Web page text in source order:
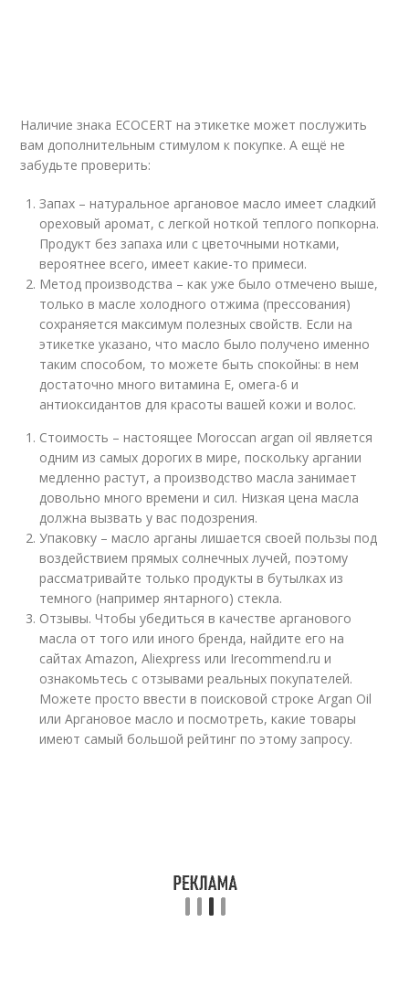
Наличие знака ECOCERT на этикетке может послужить
вам дополнительным стимулом к покупке. А ещё не
забудьте проверить:
Запах – натуральное аргановое масло имеет сладкий
ореховый аромат, с легкой ноткой теплого попкорна.
Продукт без запаха или с цветочными нотками,
вероятнее всего, имеет какие-то примеси.
Метод производства – как уже было отмечено выше,
только в масле холодного отжима (прессования)
сохраняется максимум полезных свойств. Если на
этикетке указано, что масло было получено именно
таким способом, то можете быть спокойны: в нем
достаточно много витамина Е, омега-6 и
антиоксидантов для красоты вашей кожи и волос.
Стоимость – настоящее Moroccan argan oil является
одним из самых дорогих в мире, поскольку аргании
медленно растут, а производство масла занимает
довольно много времени и сил. Низкая цена масла
должна вызвать у вас подозрения.
Упаковку – масло арганы лишается своей пользы под
воздействием прямых солнечных лучей, поэтому
рассматривайте только продукты в бутылках из
темного (например янтарного) стекла.
Отзывы. Чтобы убедиться в качестве арганового
масла от того или иного бренда, найдите его на
сайтах Amazon, Aliexpress или Irecommend.ru и
ознакомьтесь с отзывами реальных покупателей.
Можете просто ввести в поисковой строке Argan Oil
или Аргановое масло и посмотреть, какие товары
имеют самый большой рейтинг по этому запросу.